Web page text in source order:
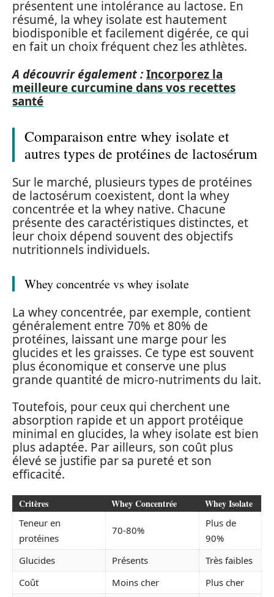
présentent une intolérance au lactose. En
résumé, la whey isolate est hautement
biodisponible et facilement digérée, ce qui
en fait un choix fréquent chez les athlètes.
A découvrir également :Incorporez la
meilleure curcumine dans vos recettes
santé
Comparaison entre whey isolate et
autres types de protéines de lactosérum
Sur le marché, plusieurs types de protéines
de lactosérum coexistent, dont la whey
concentrée et la whey native. Chacune
présente des caractéristiques distinctes, et
leur choix dépend souvent des objectifs
nutritionnels individuels.
Whey concentrée vs whey isolate
La whey concentrée, par exemple, contient
généralement entre 70% et 80% de
protéines, laissant une marge pour les
glucides et les graisses. Ce type est souvent
plus économique et conserve une plus
grande quantité de micro-nutriments du lait.
Toutefois, pour ceux qui cherchent une
absorption rapide et un apport protéique
minimal en glucides, la whey isolate est bien
plus adaptée. Par ailleurs, son coût plus
élevé se justifie par sa pureté et son
efficacité.
Critères Whey Concentrée Whey Isolate
Teneur en
protéines
70-80%
Plus de
90%
Glucides
Présents
Très faibles
Coût
Moins cher
Plus cher